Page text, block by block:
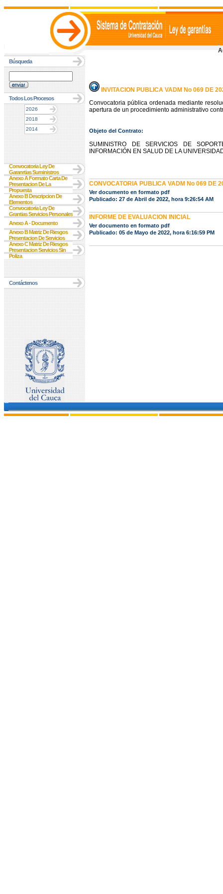
Búsqueda
Todos Los Procesos
2026
2018
2014
Convocatoria Ley De
Garanrtias Suministros
Anexo A Formato Carta De
Presentacion De La
Propuesta
Anexo B Descripcion De
Elementos
Convocatoria Ley De
Grantias Servicios Personales
Anexo A - Documento
Anexo B Matriz De Riesgos
Presentacion De Servicios
Anexo C Matriz De Riesgos
Presentacion Servicios Sin
Poliza
Contáctenos
INVITACION PUBLICA VADM No 069 DE
Convocatoria pública ordenada mediante
apertura de un procedimiento administrativo
Objeto del Contrato:
SUMINISTRO DE SERVICIOS DE
INFORMACIÓN EN SALUD DE LA
CONVOCATORIA PUBLICA VADM No 069 DE
Ver documento en formato pdf
Publicado: 27 de Abril de 2022, hora 9:26:54 AM
INFORME DE EVALUACION INICIAL
Ver documento en formato pdf
Publicado: 05 de Mayo de 2022, hora 6:16:59 PM